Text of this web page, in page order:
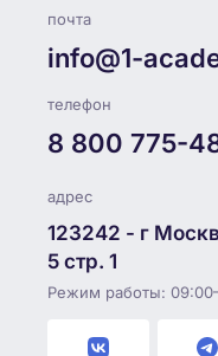
почта
info@1-
телефон
8 800 775-
адрес
123242 - г
5 стр. 1
Режим работы: